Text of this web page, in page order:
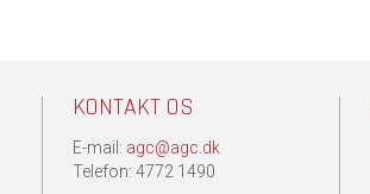
KONTAKT OS
E-mail: agc@agc.dk
Telefon: 4772 1490